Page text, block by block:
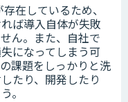
在しているため、
ば導入自体が失敗
ん。また、自社で
になってしまう可
課題をしっかりと洗
たり、開発したり
。